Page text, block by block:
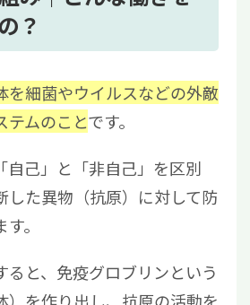
な防御システム
？
を細菌やウイルスなどの外敵
テムのことです。
自己」と「非自己」を区別
した異物（抗原）に対して防
。
ると、免疫グロブリンという
）を作り出し、抗原の活動を